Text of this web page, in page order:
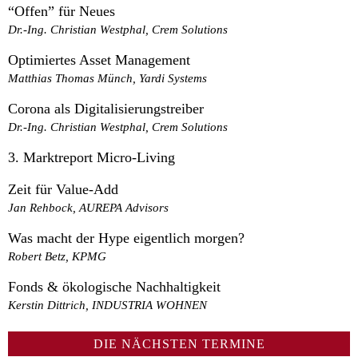
“Offen” für Neues
Dr.-Ing. Christian Westphal, Crem Solutions
Optimiertes Asset Management
Matthias Thomas Münch, Yardi Systems
Corona als Digitalisierungstreiber
Dr.-Ing. Christian Westphal, Crem Solutions
3. Marktreport Micro-Living
Zeit für Value-Add
Jan Rehbock, AUREPA Advisors
Was macht der Hype eigentlich morgen?
Robert Betz, KPMG
Fonds & ökologische Nachhaltigkeit
Kerstin Dittrich, INDUSTRIA WOHNEN
DIE NÄCHSTEN TERMINE